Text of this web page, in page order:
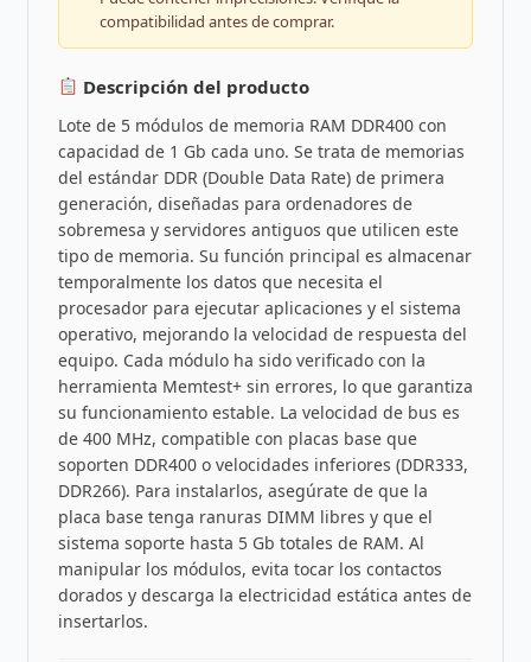
compatibilidad antes de comprar.
Descripción del producto
Lote de 5 módulos de memoria RAM DDR400 con
capacidad de 1 Gb cada uno. Se trata de memorias
del estándar DDR (Double Data Rate) de primera
generación, diseñadas para ordenadores de
sobremesa y servidores antiguos que utilicen este
tipo de memoria. Su función principal es almacenar
temporalmente los datos que necesita el
procesador para ejecutar aplicaciones y el sistema
operativo, mejorando la velocidad de respuesta del
equipo. Cada módulo ha sido verificado con la
herramienta Memtest+ sin errores, lo que garantiza
su funcionamiento estable. La velocidad de bus es
de 400 MHz, compatible con placas base que
soporten DDR400 o velocidades inferiores (DDR333,
DDR266). Para instalarlos, asegúrate de que la
placa base tenga ranuras DIMM libres y que el
sistema soporte hasta 5 Gb totales de RAM. Al
manipular los módulos, evita tocar los contactos
dorados y descarga la electricidad estática antes de
insertarlos.